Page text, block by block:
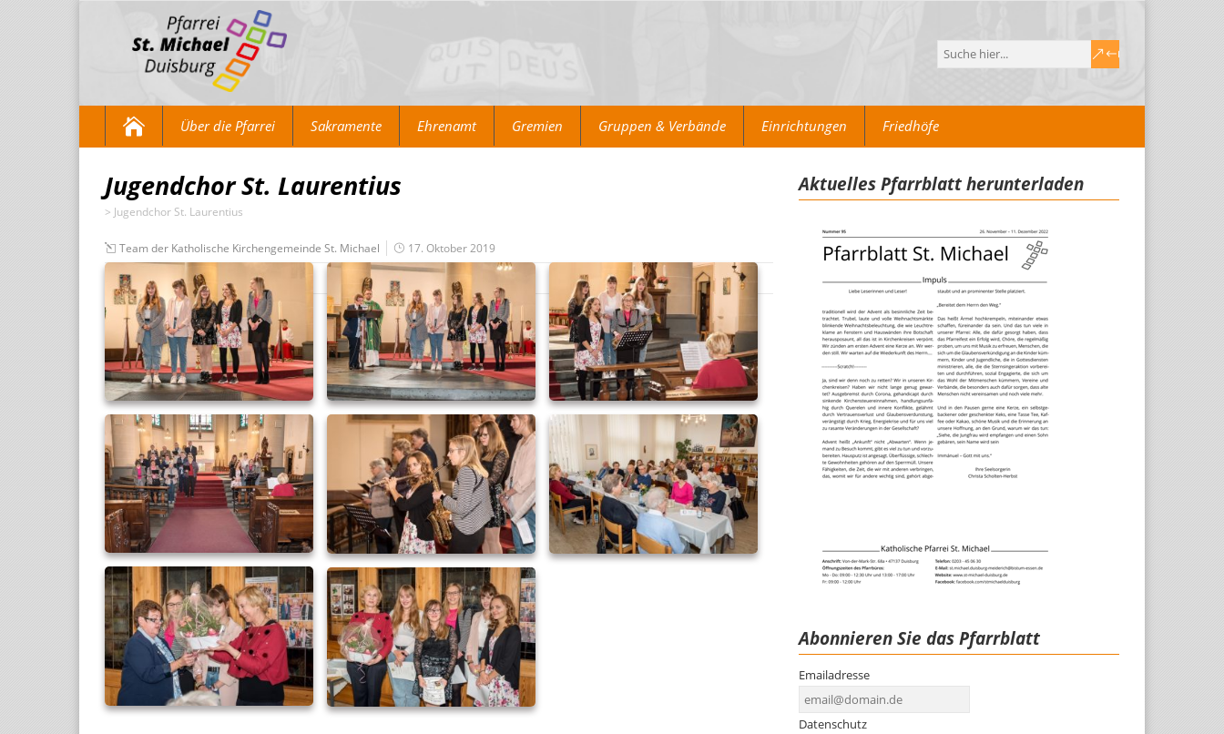
Über die Pfarrei Sakramente Ehrenamt Gremien Gruppen & Verbände Einrichtungen Friedhöfe
Jugendchor St. Laurentius
> Jugendchor St. Laurentius
Team der Katholische Kirchengemeinde St. Michael 17. Oktober 2019
Aktuelles Pfarrblatt herunterladen
Abonnieren Sie das Pfarrblatt
Emailadresse
Datenschutz